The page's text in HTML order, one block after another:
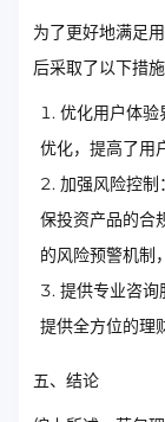
为了更好地满足
后采取了以下措施
优化用户体验
优化，提高了用
加强风险控制
保投资产品的合
的风险预警机制
提供专业咨询
提供全方位的理
五、结论